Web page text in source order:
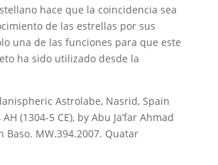
hace que la coincidencia sea
de las estrellas por sus
una de las funciones para que este
ha sido utilizado desde la
Astrolabe, Nasrid, Spain
(1304-5 CE), by Abu Ja’far Ahmad
Baso. MW.394.2007. Quatar